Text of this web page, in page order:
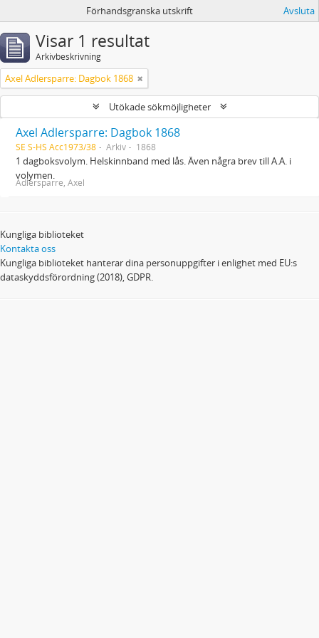
Förhandsgranska utskrift Avsluta
Visar 1 resultat
Arkivbeskrivning
Axel Adlersparre: Dagbok 1868
Utökade sökmöjligheter
Axel Adlersparre: Dagbok 1868
SE S-HS Acc1973/38 Arkiv 1868
1 dagboksvolym. Helskinnband med lås. Även några brev till A.A. i
volymen.
Adlersparre, Axel
Kungliga biblioteket
Kontakta oss
Kungliga biblioteket hanterar dina personuppgifter i enlighet med EU:s
dataskyddsförordning (2018), GDPR.